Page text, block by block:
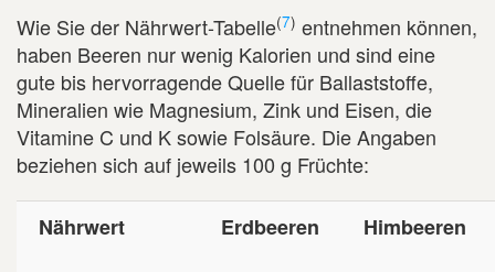
Wie Sie der Nährwert-Tabelle(7) entnehmen können,
haben Beeren nur wenig Kalorien und sind eine
gute bis hervorragende Quelle für Ballaststoffe,
Mineralien wie Magnesium, Zink und Eisen, die
Vitamine C und K sowie Folsäure. Die Angaben
beziehen sich auf jeweils 100 g Früchte:
Nährwert Erdbeeren Himbeeren